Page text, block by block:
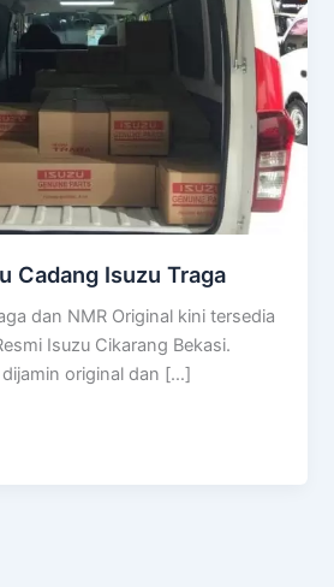
Cadang Isuzu Traga
dan NMR Original kini tersedia
Isuzu Cikarang Bekasi.
original dan […]